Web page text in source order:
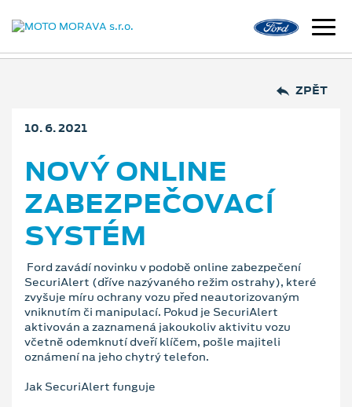
ZPĚT
10. 6. 2021
NOVÝ ONLINE
ZABEZPEČOVACÍ
SYSTÉM
Ford zavádí novinku v podobě online zabezpečení
SecuriAlert (dříve nazývaného režim ostrahy), které
zvyšuje míru ochrany vozu před neautorizovaným
vniknutím či manipulací. Pokud je SecuriAlert
aktivován a zaznamená jakoukoliv aktivitu vozu
včetně odemknutí dveří klíčem, pošle majiteli
oznámení na jeho chytrý telefon.
Jak SecuriAlert funguje